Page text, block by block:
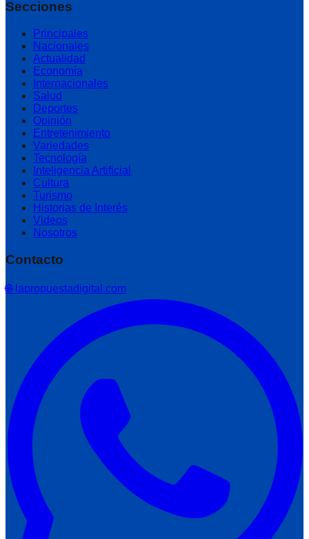
Secciones
Principales
Nacionales
Actualidad
Economía
Internacionales
Salud
Deportes
Opinión
Entretenimiento
Variedades
Tecnología
Inteligencia Artificial
Cultura
Turismo
Historias de Interés
Videos
Nosotros
Contacto
🌐 lapropuestadigital.com